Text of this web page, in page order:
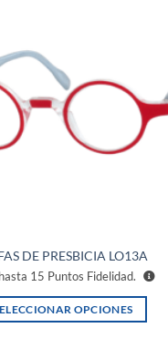
DE PRESBICIA LO13A
15 Puntos Fidelidad.
OPCIONES